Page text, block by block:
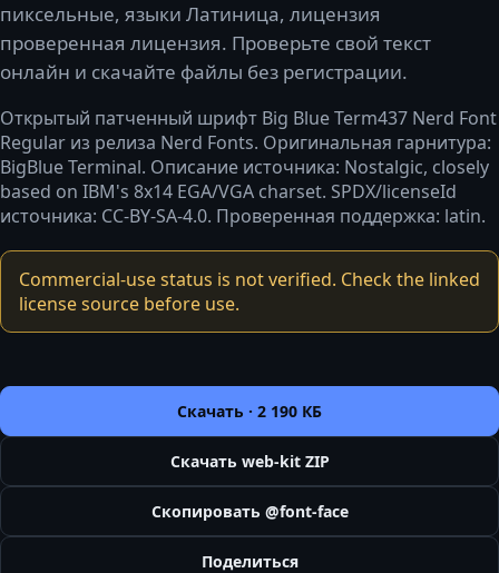
пиксельные, языки Латиница, лицензия
проверенная лицензия. Проверьте свой текст
онлайн и скачайте файлы без регистрации.
Открытый патченный шрифт Big Blue Term437 Nerd Font
Regular из релиза Nerd Fonts. Оригинальная гарнитура:
BigBlue Terminal. Описание источника: Nostalgic, closely
based on IBM's 8x14 EGA/VGA charset. SPDX/licenseId
источника: CC-BY-SA-4.0. Проверенная поддержка: latin.
Commercial-use status is not verified. Check the linked
license source before use.
Скачать · 2 190 КБ
Скачать web-kit ZIP
Скопировать @font-face
Поделиться